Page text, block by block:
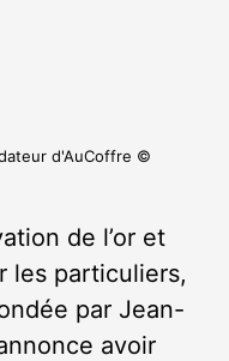
d'AuCoffre ©
de l’or et
les particuliers,
par Jean-
avoir